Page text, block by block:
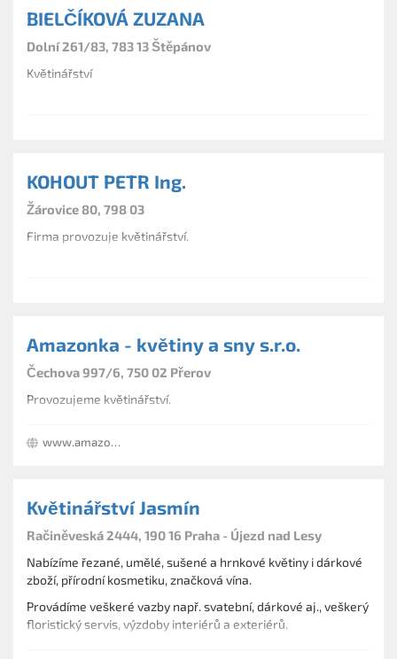
BIELČÍKOVÁ ZUZANA
Dolní 261/83, 783 13 Štěpánov
Květinářství
KOHOUT PETR Ing.
Žárovice 80, 798 03
Firma provozuje květinářství.
Amazonka - květiny a sny s.r.o.
Čechova 997/6, 750 02 Přerov
Provozujeme květinářství.
www.amazonkakvetiny.cz
Květinářství Jasmín
Račiněveská 2444, 190 16 Praha - Újezd nad Lesy
Nabízíme řezané, umělé, sušené a hrnkové květiny i dárkové
zboží, přírodní kosmetiku, značková vína.
Provádíme veškeré vazby např. svatební, dárkové aj., veškerý
floristický servis, výzdoby interiérů a exteriérů.